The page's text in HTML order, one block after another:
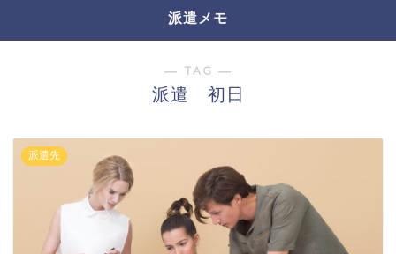
派遣メモ
― TAG ―
派遣 初日
派遣先